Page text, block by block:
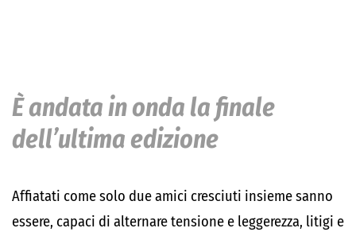
È andata in onda la finale
dell’ultima edizione
Affiatati come solo due amici cresciuti insieme sanno
essere, capaci di alternare tensione e leggerezza, litigi e